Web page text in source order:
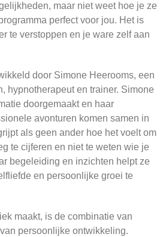
maar niet weet hoe je ze
perfect voor jou. Het is
te verstoppen en je ware zelf aan
door Simone Heerooms, een
hypnotherapeut en trainer. Simone
doorgemaakt en haar
avonturen komen samen in
als geen ander hoe het voelt om
te cijferen en niet te weten wie je
begeleiding en inzichten helpt ze
en persoonlijke groei te
maakt, is de combinatie van
persoonlijke ontwikkeling.